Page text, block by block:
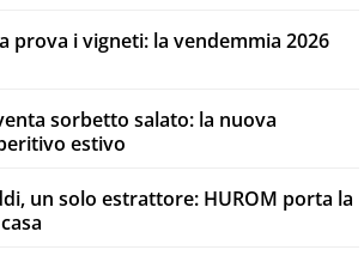
prova i vigneti: la vendemmia 2026
sorbetto salato: la nuova
estivo
un solo estrattore: HUROM porta la